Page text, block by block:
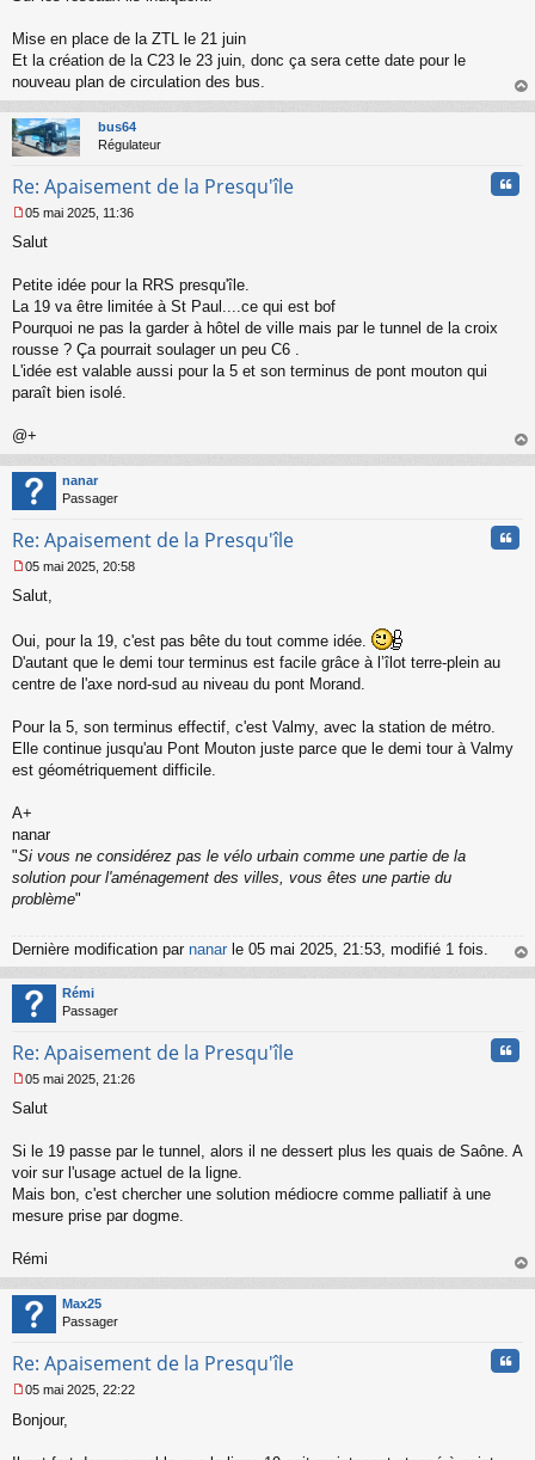
s
g
e
n
o
n
l
Mise en place de la ZTL le 21 juin
Et la création de la C23 le 23 juin, donc ça sera cette date pour le
nouveau plan de circulation des bus.
au
bus64
Régulateur
Re: Apaisement de la Presqu'île
e
s
g
e
n
o
n
05 mai 2025, 11:36
Salut
Petite idée pour la RRS presqu'île.
La 19 va être limitée à St Paul....ce qui est bof
Pourquoi ne pas la garder à hôtel de ville mais par le tunnel de la croix
rousse ? Ça pourrait soulager un peu C6 .
L'idée est valable aussi pour la 5 et son terminus de pont mouton qui
paraît bien isolé.
@+
au
nanar
Passager
Re: Apaisement de la Presqu'île
e
a
g
e
o
n
l
u
05 mai 2025, 20:58
Salut,
Oui, pour la 19, c'est pas bête du tout comme idée.
D'autant que le demi tour terminus est facile grâce à l’îlot terre-plein au
centre de l'axe nord-sud au niveau du pont Morand.
Pour la 5, son terminus effectif, c'est Valmy, avec la station de métro.
Elle continue jusqu'au Pont Mouton juste parce que le demi tour à Valmy
est géométriquement difficile.
A+
nanar
"Si vous ne considérez pas le vélo urbain comme une partie de la
solution pour l'aménagement des villes, vous êtes une partie du
problème"
Dernière modification par nanar le 05 mai 2025, 21:53, modifié 1 fois.
au
Rémi
Passager
Re: Apaisement de la Presqu'île
e
s
a
g
e
n
n
u
05 mai 2025, 21:26
Salut
Si le 19 passe par le tunnel, alors il ne dessert plus les quais de Saône. A
voir sur l'usage actuel de la ligne.
Mais bon, c'est chercher une solution médiocre comme palliatif à une
mesure prise par dogme.
Rémi
au
Max25
Passager
Re: Apaisement de la Presqu'île
e
05 mai 2025, 22:22
Bonjour,